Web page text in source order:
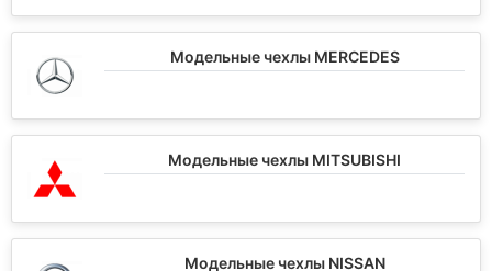
Модельные чехлы MERCEDES
Модельные чехлы MITSUBISHI
Модельные чехлы NISSAN